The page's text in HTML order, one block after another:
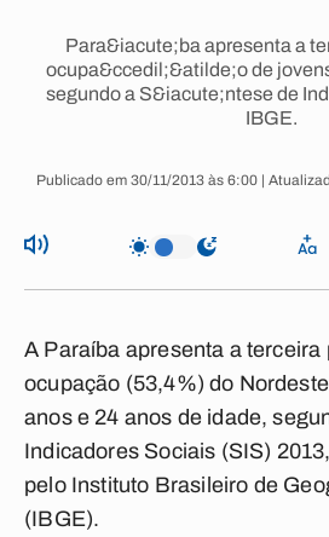
Para&iacute;ba apresenta a
ocupa&ccedil;&atilde;o de
segundo a S&iacute;ntese de
IBGE.
Publicado em 30/11/2013 às 6:00 |
A Paraíba apresenta a terceira
ocupação (53,4%) do
anos e 24 anos de idade,
Indicadores Sociais (SIS)
pelo Instituto Brasileiro de
(IBGE).